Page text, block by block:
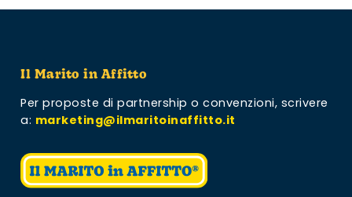
Il Marito in Affitto
Per proposte di partnership o convenzioni, scrivere
a: marketing@ilmaritoinaffitto.it